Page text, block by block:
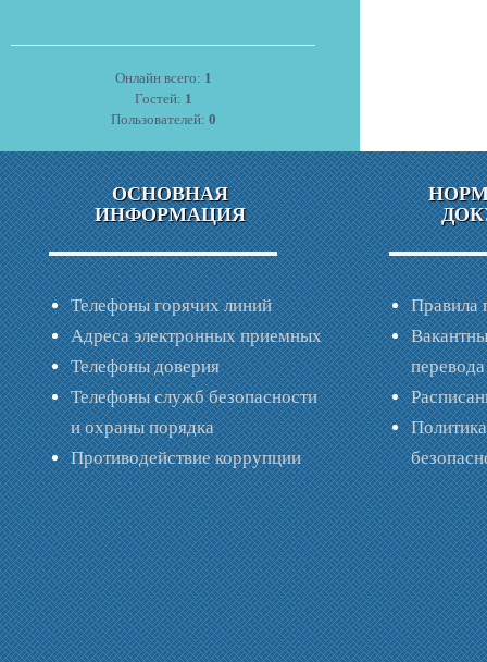
Онлайн всего: 1
Гостей: 1
Пользователей: 0
ОСНОВНАЯ
ИНФОРМАЦИЯ
Телефоны горячих линий
Адреса электронных приемных
Телефоны доверия
Телефоны служб безопасности
и охраны порядка
Противодействие коррупции
Правила
перевода